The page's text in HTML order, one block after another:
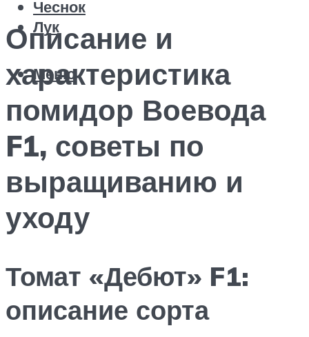
Чеснок
Лук
Меню
Описание и
характеристика
помидор Воевода
F1, советы по
выращиванию и
уходу
Томат «Дебют» F1:
описание сорта